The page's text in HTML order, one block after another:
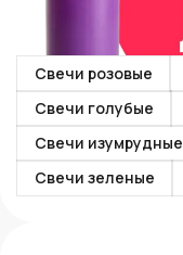
Свечи розовые
Свечи голубые
Свечи изумрудные
Свечи зеленые